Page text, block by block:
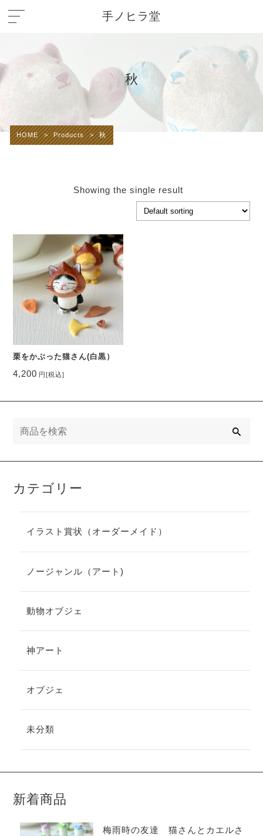
手ノヒラ堂
秋
HOME > Products > 秋
Showing the single result
栗をかぶった猫さん(白黒）
4,200 円[税込]
カテゴリー
イラスト賞状（オーダーメイド）
ノージャンル（アート)
動物オブジェ
神アート
オブジェ
未分類
新着商品
梅雨時の友達 猫さんとカエルさ